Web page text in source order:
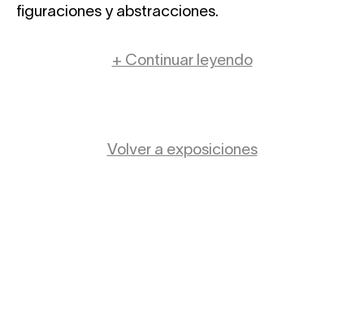
figuraciones y abstracciones.
+ Continuar leyendo
Volver a exposiciones